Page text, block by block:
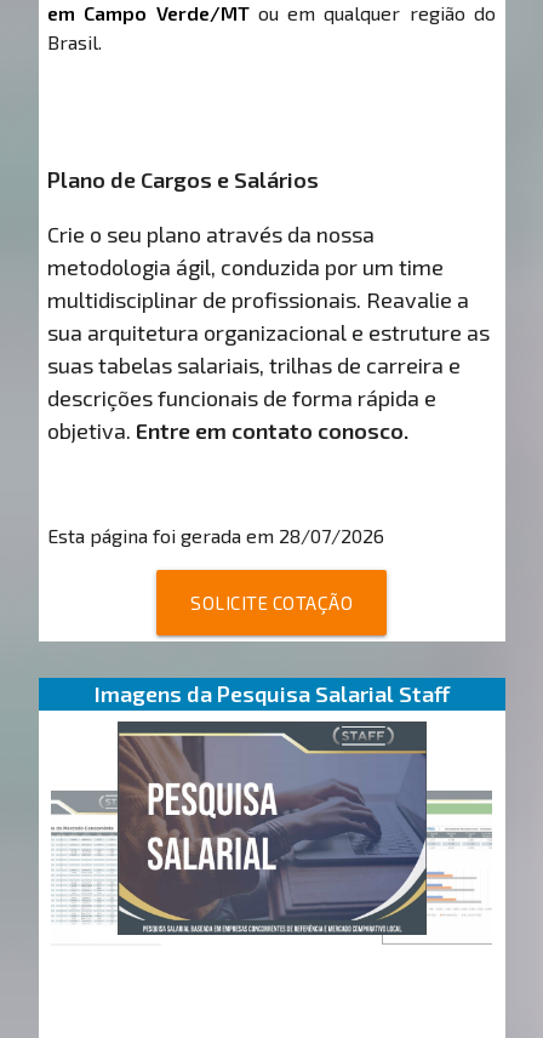
em Campo Verde/MTou em qualquer região do
Brasil.
Plano de Cargos e Salários
Crie o seu plano através da nossa
metodologia ágil, conduzida por um time
multidisciplinar de profissionais. Reavalie a
sua arquitetura organizacional e estruture as
suas tabelas salariais, trilhas de carreira e
descrições funcionais de forma rápida e
objetiva. Entre em contato conosco.
Esta página foi gerada em 28/07/2026
SOLICITE COTAÇÃO
Imagens da Pesquisa Salarial Staff